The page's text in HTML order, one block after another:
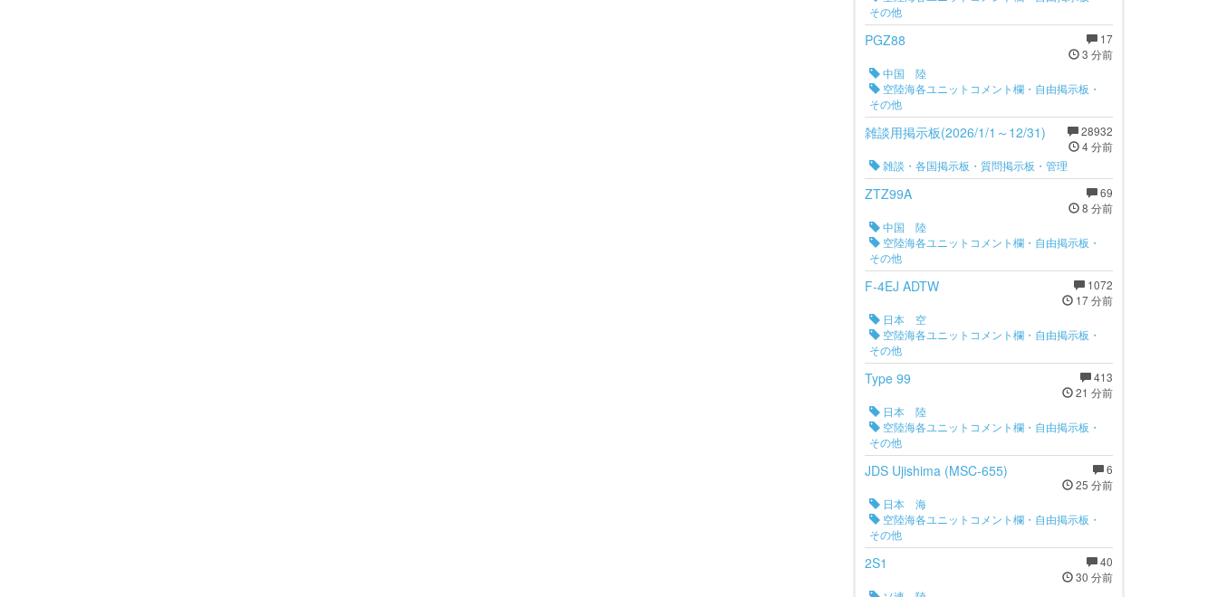
その他
17
3 分前
PGZ88
中国 陸
空陸海各ユニットコメント欄・自由掲示板・
その他
28932
4 分前
雑談用掲示板(2026/1/1～12/31)
雑談・各国掲示板・質問掲示板・管理
69
8 分前
ZTZ99A
中国 陸
空陸海各ユニットコメント欄・自由掲示板・
その他
1072
17 分前
F-4EJ ADTW
日本 空
空陸海各ユニットコメント欄・自由掲示板・
その他
413
21 分前
Type 99
日本 陸
空陸海各ユニットコメント欄・自由掲示板・
その他
6
25 分前
JDS Ujishima (MSC-655)
日本 海
空陸海各ユニットコメント欄・自由掲示板・
その他
40
30 分前
2S1